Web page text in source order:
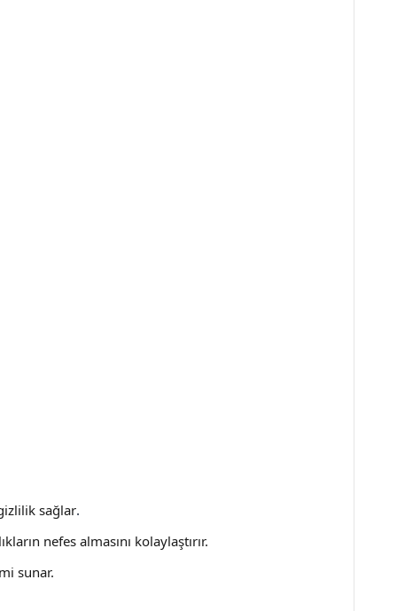
sağlar.
nefes almasını kolaylaştırır.
sunar.